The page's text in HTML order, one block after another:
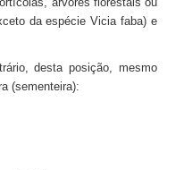
da espécie Vicia faba) e
desta posição, mesmo
(sementeira):